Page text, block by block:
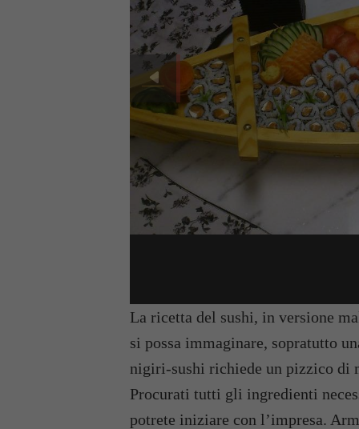
La ricetta del sushi, in versione
si possa immaginare, sopratutto
nigiri-sushi richiede un pizzico di
Procurati tutti gli ingredienti
potrete iniziare con l’impresa.